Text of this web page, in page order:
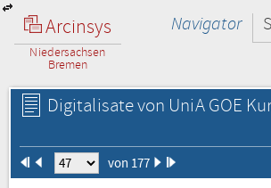
Arcinsys
Niedersachsen
Bremen
Navigator
Digitalisate von UniA GOE
von 177